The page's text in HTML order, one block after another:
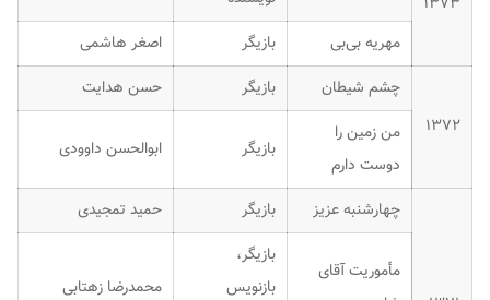
مهریه بی‌بی بازیگر اصغر هاشمی
۱۳۷۲
چشم شیطان بازیگر
حسن هدایت
من زمین را
دوست دارم
بازیگر ابوالحسن داوودی
چهارشنبه عزیز بازیگر حمید تمجیدی
مأموریت آقای
بازیگر،
بازنویس
محمدرضا زهتابی